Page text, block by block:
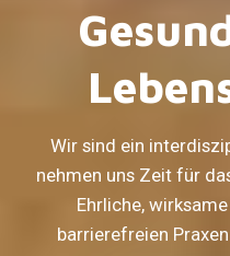
Wir sind ein
nehmen uns Zeit für
Ehrliche,
barrierefreien